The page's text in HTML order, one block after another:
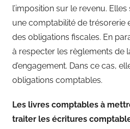
l’imposition sur le revenu.
une comptabilité de trésorerie
des obligations fiscales. En
à respecter les règlements de
d’engagement. Dans ce cas,
obligations comptables.
Les livres comptables à
traiter les écritures